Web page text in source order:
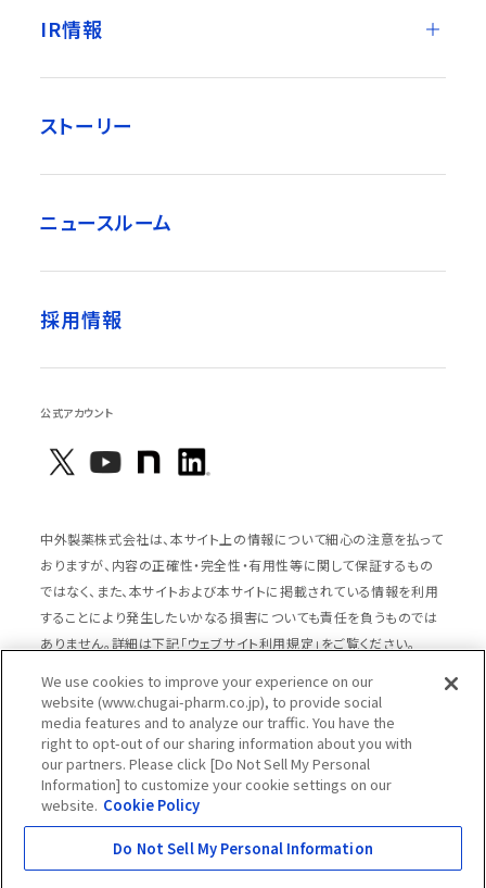
IR情報
ストーリー
ニュースルーム
採用情報
公式アカウント
中外製薬株式会社は、本サイト上の情報について細心の注意を払って
おりますが、内容の正確性・完全性・有用性等に関して保証するもの
ではなく、また、本サイトおよび本サイトに掲載されている情報を利用
することにより発生したいかなる損害についても責任を負うものでは
ありません。詳細は下記「ウェブサイト利用規定」をご覧ください。
サイトマップ
ウェブサイト利用規定
個人情報の取扱いのご案内
ソーシャルメディアポリシー
推奨閲覧環境
ウェブアクセシビリティ対応
Copyright © Chugai Pharmaceutical Co., Ltd.All rights reserved.
We use cookies to improve your experience on our
website (www.chugai-pharm.co.jp), to provide social
media features and to analyze our traffic. You have the
right to opt-out of our sharing information about you with
our partners. Please click [Do Not Sell My Personal
Information] to customize your cookie settings on our
website. Cookie Policy
Do Not Sell My Personal Information